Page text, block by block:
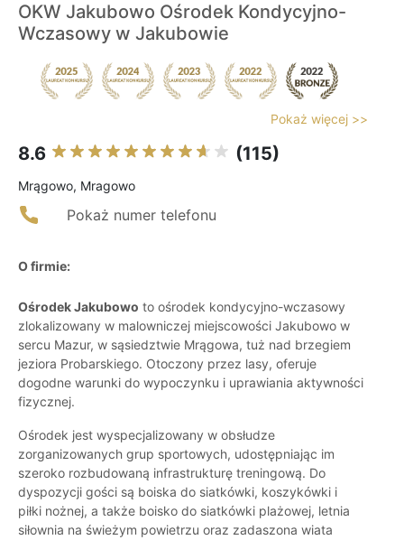
OKW Jakubowo Ośrodek Kondycyjno-
Wczasowy w Jakubowie
Pokaż więcej >>
8.6 (115)
Mrągowo, Mragowo
Pokaż numer telefonu
O firmie:
Ośrodek Jakubowo to ośrodek kondycyjno-wczasowy
zlokalizowany w malowniczej miejscowości Jakubowo w
sercu Mazur, w sąsiedztwie Mrągowa, tuż nad brzegiem
jeziora Probarskiego. Otoczony przez lasy, oferuje
dogodne warunki do wypoczynku i uprawiania aktywności
fizycznej.
Ośrodek jest wyspecjalizowany w obsłudze
zorganizowanych grup sportowych, udostępniając im
szeroko rozbudowaną infrastrukturę treningową. Do
dyspozycji gości są boiska do siatkówki, koszykówki i
piłki nożnej, a także boisko do siatkówki plażowej, letnia
siłownia na świeżym powietrzu oraz zadaszona wiata